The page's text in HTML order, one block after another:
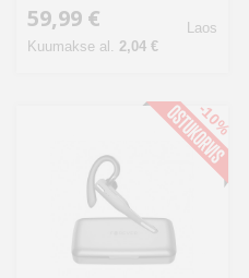
59,99 €
Kuumakse al. 2,04 €
Laos
-10%